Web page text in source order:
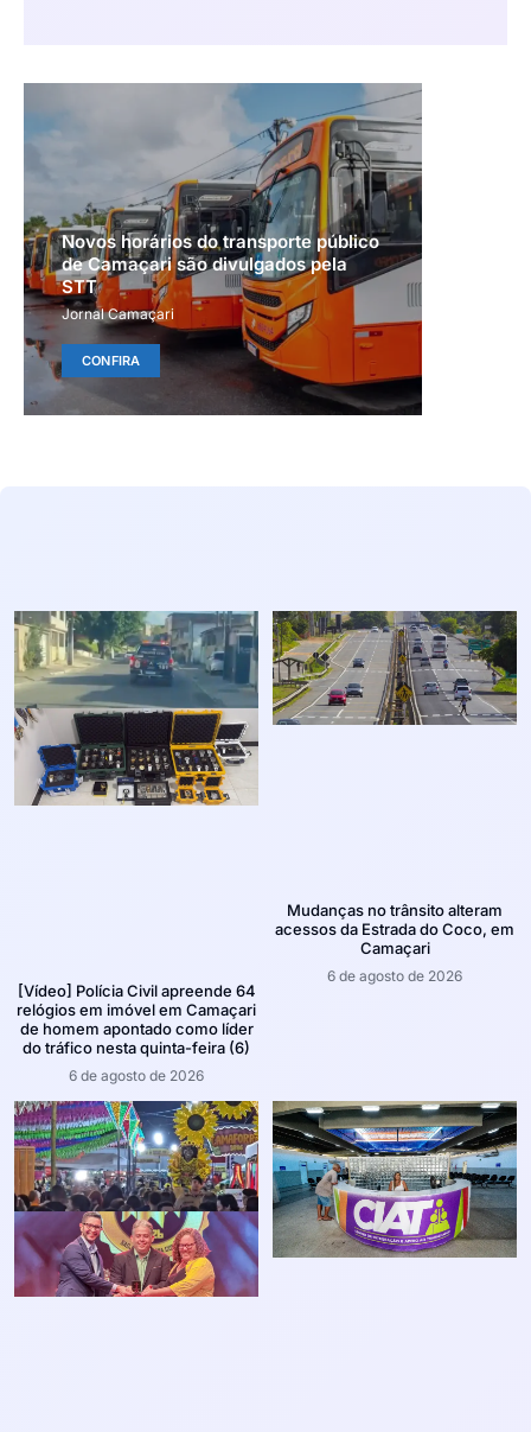
Novos horários do transporte público
de Camaçari são divulgados pela
STT
Jornal Camaçari
CONFIRA
[Vídeo] Polícia Civil apreende 64
relógios em imóvel em Camaçari
de homem apontado como líder
do tráfico nesta quinta-feira (6)
6 de agosto de 2026
Mudanças no trânsito alteram
acessos da Estrada do Coco, em
Camaçari
6 de agosto de 2026